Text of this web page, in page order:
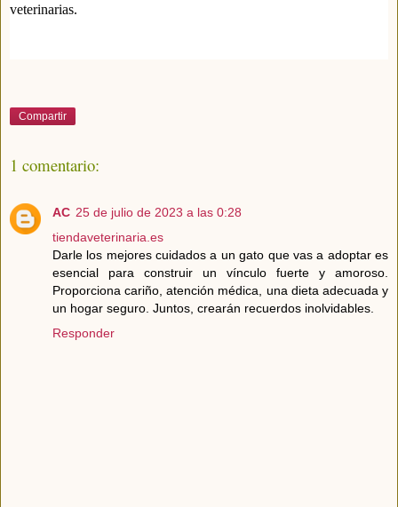
veterinarias.
Compartir
1 comentario:
AC 25 de julio de 2023 a las 0:28
tiendaveterinaria.es
Darle los mejores cuidados a un gato que vas a adoptar es
esencial para construir un vínculo fuerte y amoroso.
Proporciona cariño, atención médica, una dieta adecuada y
un hogar seguro. Juntos, crearán recuerdos inolvidables.
Responder